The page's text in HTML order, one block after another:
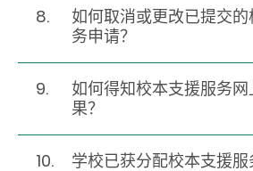
8.
如何取消或更改已提交
务申请？
9.
如何得知校本支援服务
果？
10.
学校已获分配校本支援